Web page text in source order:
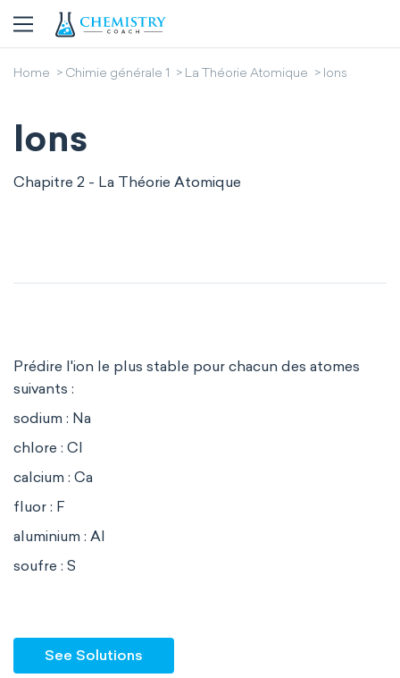
Home Chimie générale 1 La Théorie Atomique Ions
Ions
Chapitre 2 - La Théorie Atomique
Prédire l'ion le plus stable pour chacun des atomes
suivants :
sodium : Na
chlore : Cl
calcium : Ca
fluor : F
aluminium : Al
soufre : S
See Solutions